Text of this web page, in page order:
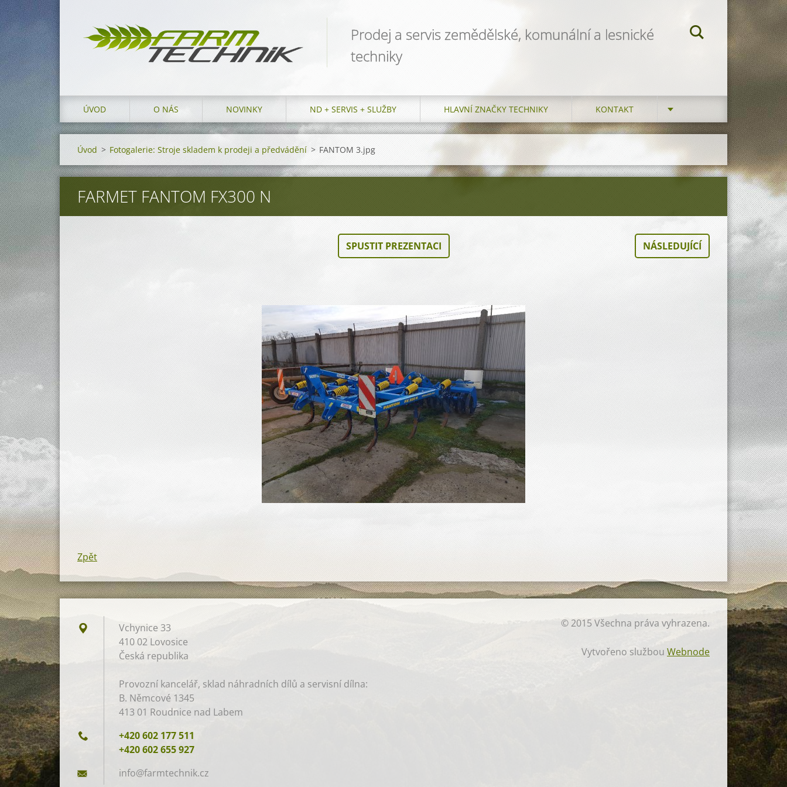
Prodej a servis zemědělské, komunální a lesnické
techniky
ÚVOD O NÁS NOVINKY ND + SERVIS + SLUŽBY HLAVNÍ ZNAČKY TECHNIKY KONTAKT
Úvod > Fotogalerie: Stroje skladem k prodeji a předvádění > FANTOM 3.jpg
FARMET FANTOM FX300 N
SPUSTIT PREZENTACI NÁSLEDUJÍCÍ
Zpět
Vchynice 33
410 02 Lovosice
Česká republika
Provozní kancelář, sklad náhradních dílů a servisní dílna:
B. Němcové 1345
413 01 Roudnice nad Labem
+420 602 177 511
+420 602 655 927
info@farmtechnik.cz
© 2015 Všechna práva vyhrazena.
Vytvořeno službou Webnode